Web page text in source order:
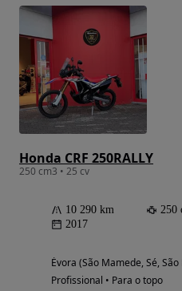
Honda CRF 250RALLY
250 cm3 • 25 cv
10 290 km 250
2017
Évora (São Mamede, Sé,
Profissional • Para o topo